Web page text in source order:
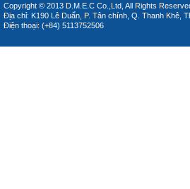
Copyright © 2013 D.M.E.C Co.,Ltd, All Rights
Địa chỉ: K190 Lê Duẩn, P. Tân chính, Q. Thanh Khê,
Điện thoại: (+84) 5113752506